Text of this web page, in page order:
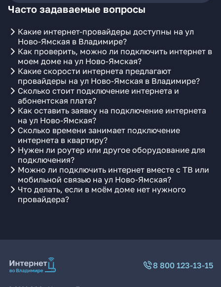
Часто задаваемые вопросы
Какие интернет-провайдеры доступны на ул
Ново-Ямская в Владимире?
Как проверить, можно ли подключить интернет в
моем доме на ул Ново-Ямская?
Какие скорости интернета предлагают
провайдеры на ул Ново-Ямская в Владимире?
Сколько стоит подключение интернета и
абонентская плата?
Как оставить заявку на подключение интернета
на ул Ново-Ямская?
Сколько времени занимает подключение
интернета в квартиру?
Нужен ли роутер или другое оборудование для
подключения?
Можно ли подключить интернет вместе с ТВ или
мобильной связью на ул Ново-Ямская?
Что делать, если в моём доме нет нужного
провайдера?
8 800 123-13-15